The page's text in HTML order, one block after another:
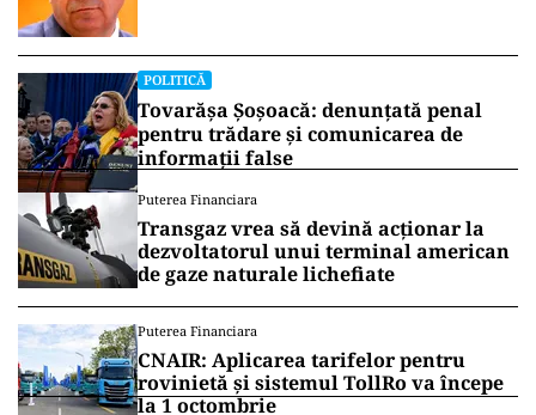
POLITICĂ
Tovarășa Șoșoacă: denunțată penal
pentru trădare și comunicarea de
informații false
Puterea Financiara
Transgaz vrea să devină acționar la
dezvoltatorul unui terminal american
de gaze naturale lichefiate
Puterea Financiara
CNAIR: Aplicarea tarifelor pentru
rovinietă și sistemul TollRo va începe
la 1 octombrie